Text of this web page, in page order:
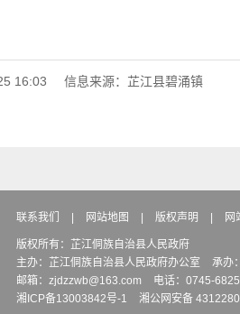
16:03 信息来源：芷江县碧涌镇
联系我们 网站地图 版权声明 网
版权所有：芷江侗族自治县人民政府
主办：芷江侗族自治县人民政府办公室
承办
邮箱：zjdzzwb@163.com
电话：0745-
湘ICP备13003842号-1
湘公网安备